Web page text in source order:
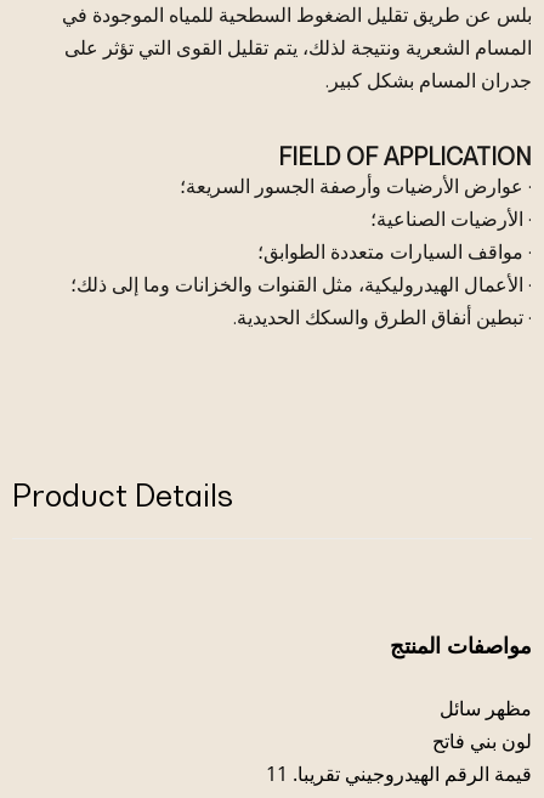
بلس عن طريق تقليل الضغوط السطحية للمياه الموجودة في
المسام الشعرية ونتيجة لذلك، يتم تقليل القوى التي تؤثر على
جدران المسام بشكل كبير.
FIELD OF APPLICATION
· عوارض الأرضيات وأرصفة الجسور السريعة؛
· الأرضيات الصناعية؛
· مواقف السيارات متعددة الطوابق؛
· الأعمال الهيدروليكية، مثل القنوات والخزانات وما إلى ذلك؛
· تبطين أنفاق الطرق والسكك الحديدية.
Product Details
مواصفات المنتج
مظهر سائل
لون بني فاتح
قيمة الرقم الهيدروجيني تقريبا. 11